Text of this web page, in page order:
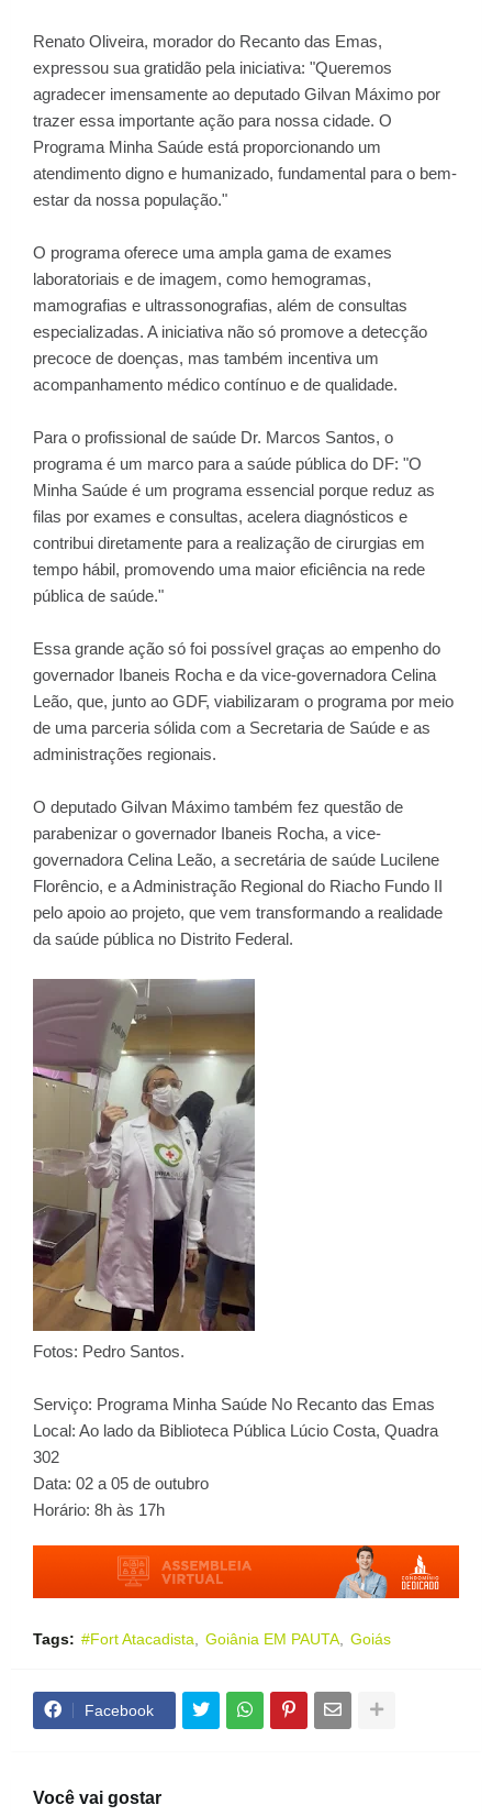
Renato Oliveira, morador do Recanto das Emas,
expressou sua gratidão pela iniciativa: "Queremos
agradecer imensamente ao deputado Gilvan Máximo por
trazer essa importante ação para nossa cidade. O
Programa Minha Saúde está proporcionando um
atendimento digno e humanizado, fundamental para o bem-
estar da nossa população."
O programa oferece uma ampla gama de exames
laboratoriais e de imagem, como hemogramas,
mamografias e ultrassonografias, além de consultas
especializadas. A iniciativa não só promove a detecção
precoce de doenças, mas também incentiva um
acompanhamento médico contínuo e de qualidade.
Para o profissional de saúde Dr. Marcos Santos, o
programa é um marco para a saúde pública do DF: "O
Minha Saúde é um programa essencial porque reduz as
filas por exames e consultas, acelera diagnósticos e
contribui diretamente para a realização de cirurgias em
tempo hábil, promovendo uma maior eficiência na rede
pública de saúde."
Essa grande ação só foi possível graças ao empenho do
governador Ibaneis Rocha e da vice-governadora Celina
Leão, que, junto ao GDF, viabilizaram o programa por meio
de uma parceria sólida com a Secretaria de Saúde e as
administrações regionais.
O deputado Gilvan Máximo também fez questão de
parabenizar o governador Ibaneis Rocha, a vice-
governadora Celina Leão, a secretária de saúde Lucilene
Florêncio, e a Administração Regional do Riacho Fundo II
pelo apoio ao projeto, que vem transformando a realidade
da saúde pública no Distrito Federal.
Fotos: Pedro Santos.
Serviço: Programa Minha Saúde No Recanto das Emas
Local: Ao lado da Biblioteca Pública Lúcio Costa, Quadra
302
Data: 02 a 05 de outubro
Horário: 8h às 17h
Tags: #Fort Atacadista Goiânia EM PAUTA Goiás
Facebook
Você vai gostar